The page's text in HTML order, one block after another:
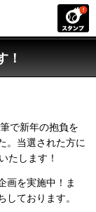
！
で新年の抱負を
。当選された方に
たします！
画を実施中！ま
ております。